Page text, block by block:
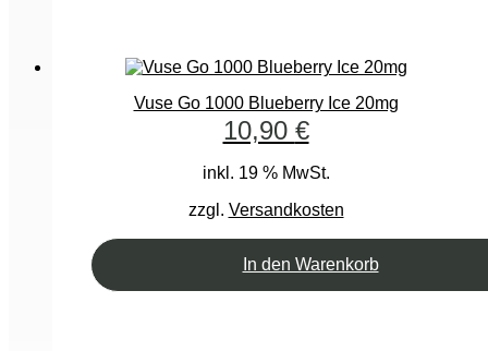
Vuse Go 1000 Blueberry Ice 20mg
10,90 €
inkl. 19 % MwSt.
zzgl. Versandkosten
In den Warenkorb